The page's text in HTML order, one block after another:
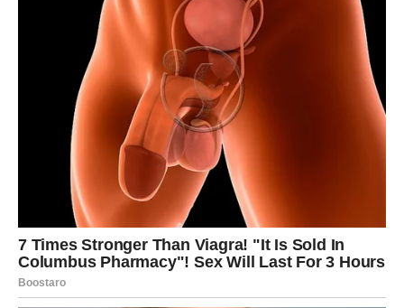
sigurnosti
Pored finansijskog uspjeha, naredni period donosi vam i
mnogo ljepšu energiju kada su emocije u pitanju.
Ako ste dugo bili usamljeni ili razočarani, sada dolazi
period tokom kojeg biste mogli upoznati osobu koja će
potpuno promijeniti vaš pogled na ljubav.
Jedan susret ili neočekivana poruka mogli bi probuditi
osjećanja kakva dugo niste imali. Jarčevi koji su u vezi
konačno će osjetiti više pažnje, razumijevanja i podrške
od partnera.